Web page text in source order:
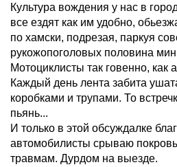
Культура вождения у нас в
все ездят как им удобно,
по хамски, подрезая, паркуя
рукожопоголовых половина
Мотоциклисты так говенно, как
Каждый день лента забита
коробками и трупами. То
пьянь...
И только в этой обсуждалке
автомобилисты срываю
травмам. Дурдом на выезде.